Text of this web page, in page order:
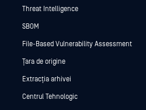
Threat Intelligence
SBOM
File-Based Vulnerability Assessment
Țara de origine
Extracția arhivei
Centrul Tehnologic